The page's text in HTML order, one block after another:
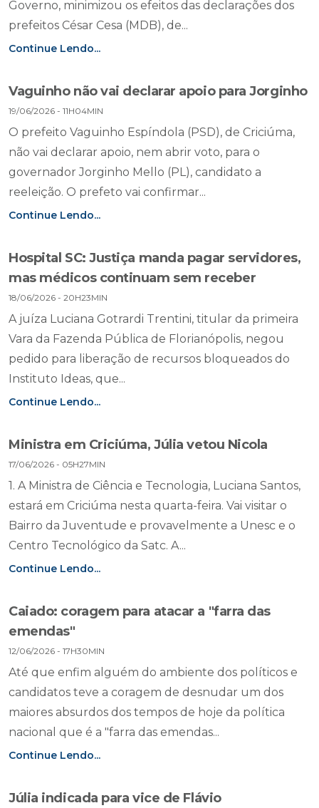
Governo, minimizou os efeitos das declarações dos
prefeitos César Cesa (MDB), de...
Continue Lendo...
Vaguinho não vai declarar apoio para Jorginho
19/06/2026 - 11H04MIN
O prefeito Vaguinho Espíndola (PSD), de Criciúma,
não vai declarar apoio, nem abrir voto, para o
governador Jorginho Mello (PL), candidato a
reeleição. O prefeto vai confirmar...
Continue Lendo...
Hospital SC: Justiça manda pagar servidores,
mas médicos continuam sem receber
18/06/2026 - 20H23MIN
A juíza Luciana Gotrardi Trentini, titular da primeira
Vara da Fazenda Pública de Florianópolis, negou
pedido para liberação de recursos bloqueados do
Instituto Ideas, que...
Continue Lendo...
Ministra em Criciúma, Júlia vetou Nicola
17/06/2026 - 05H27MIN
1. A Ministra de Ciência e Tecnologia, Luciana Santos,
estará em Criciúma nesta quarta-feira. Vai visitar o
Bairro da Juventude e provavelmente a Unesc e o
Centro Tecnológico da Satc. A...
Continue Lendo...
Caiado: coragem para atacar a "farra das
emendas"
12/06/2026 - 17H30MIN
Até que enfim alguém do ambiente dos políticos e
candidatos teve a coragem de desnudar um dos
maiores absurdos dos tempos de hoje da política
nacional que é a "farra das emendas...
Continue Lendo...
Júlia indicada para vice de Flávio